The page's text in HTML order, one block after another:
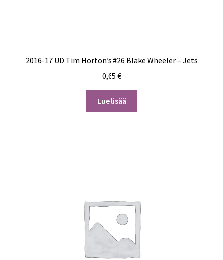
2016-17 UD Tim Horton’s #26 Blake Wheeler – Jets
0,65 €
Lue lisää